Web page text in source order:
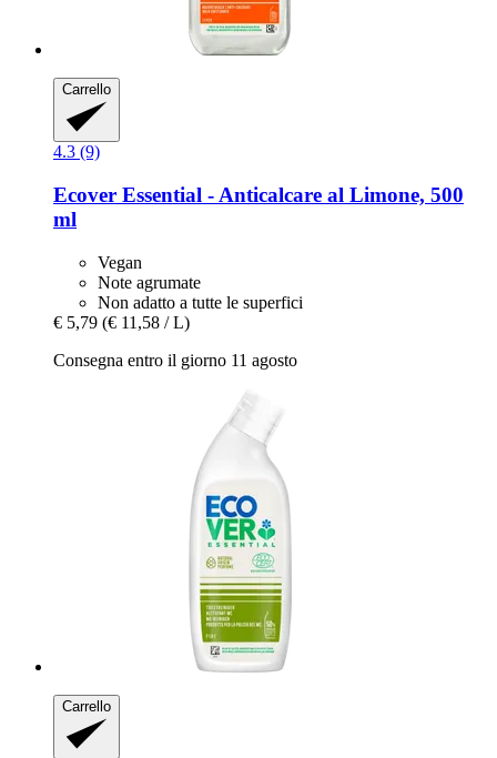
Carrello
4.3 (9)
Ecover Essential -​ Anticalcare al Limone, 500
ml
Vegan
Note agrumate
Non adatto a tutte le superfici
€ 5,79 (€ 11,58 / L)
Consegna entro il giorno 11 agosto
Carrello